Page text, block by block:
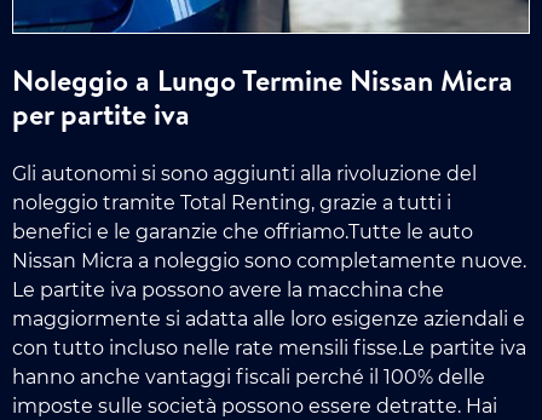
Noleggio a Lungo Termine Nissan Micra
per partite iva
Gli autonomi si sono aggiunti alla rivoluzione del
noleggio tramite Total Renting, grazie a tutti i
benefici e le garanzie che offriamo.Tutte le auto
Nissan Micra a noleggio sono completamente nuove.
Le partite iva possono avere la macchina che
maggiormente si adatta alle loro esigenze aziendali e
con tutto incluso nelle rate mensili fisse.Le partite iva
hanno anche vantaggi fiscali perché il 100% delle
imposte sulle società possono essere detratte. Hai